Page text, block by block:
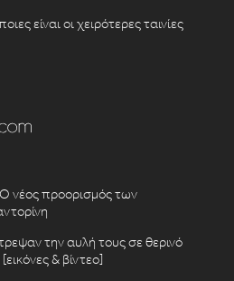
είναι οι χειρότερες ταινίες
νέος προορισμός των
την αυλή τους σε θερινό
& βίντεο]